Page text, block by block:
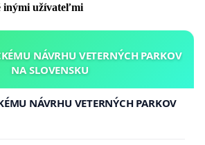
inými užívateľmi
NÁVRHU VETERNÝCH PARKOV
NA SLOVENSKU
NÁVRHU VETERNÝCH PARKOV